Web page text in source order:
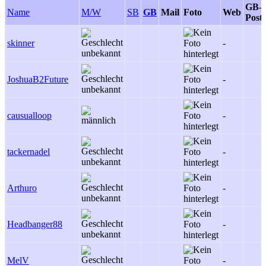
Name M/W SB GB Mail Foto Web
GB-
Posts
skinner -
JoshuaB2Future -
causualloop -
tackernadel -
Arthuro -
Headbanger88 -
MelV -